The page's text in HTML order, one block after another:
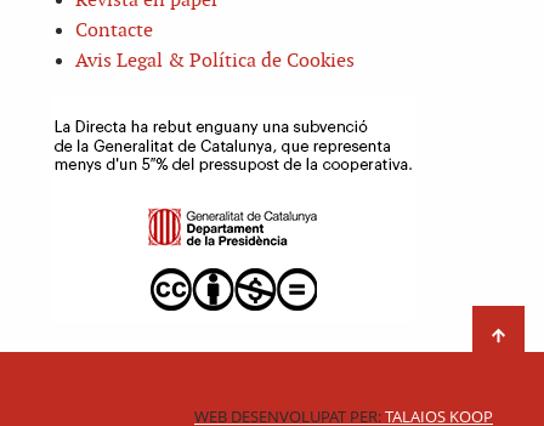
Contacte
Avis Legal & Política de Cookies
WEB DESENVOLUPAT PER:TALAIOS KOOP